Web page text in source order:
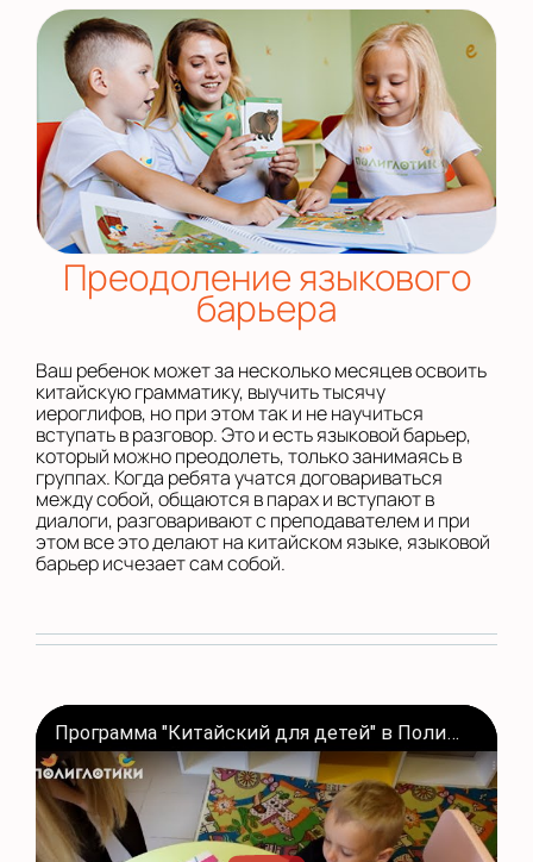
Преодоление языкового
барьера
Ваш ребенок может за несколько месяцев освоить
китайскую грамматику, выучить тысячу
иероглифов, но при этом так и не научиться
вступать в разговор. Это и есть языковой барьер,
который можно преодолеть, только занимаясь в
группах. Когда ребята учатся договариваться
между собой, общаются в парах и вступают в
диалоги, разговаривают с преподавателем и при
этом все это делают на китайском языке, языковой
барьер исчезает сам собой.
Программа "Китайский для детей" в Полиглотиках